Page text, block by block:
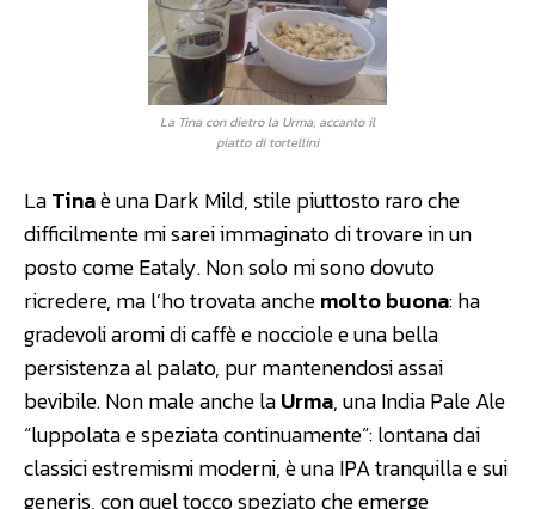
La Tina con dietro la Urma, accanto il
piatto di tortellini
LaTinaè una Dark Mild, stile piuttosto raro che
difficilmente mi sarei immaginato di trovare in un
posto come Eataly. Non solo mi sono dovuto
ricredere, ma l’ho trovata anchemolto buona: ha
gradevoli aromi di caffè e nocciole e una bella
persistenza al palato, pur mantenendosi assai
bevibile. Non male anche laUrma, una India Pale Ale
“luppolata e speziata continuamente”: lontana dai
classici estremismi moderni, è una IPA tranquilla e sui
generis, con quel tocco speziato che emerge